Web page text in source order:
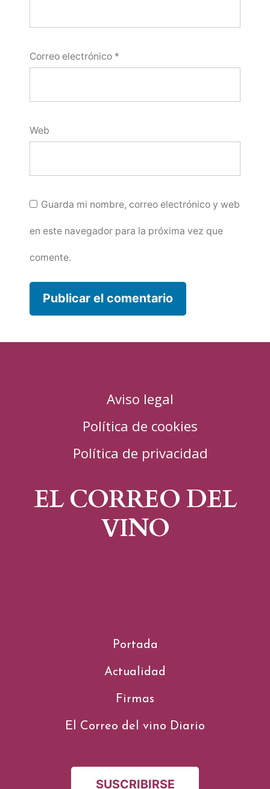
Correo electrónico *
Web
Guarda mi nombre, correo electrónico y web
en este navegador para la próxima vez que
comente.
Aviso legal
Política de cookies
Política de privacidad
EL CORREO DEL
VINO
Portada
Actualidad
Firmas
El Correo del vino Diario
SUSCRIBIRSE